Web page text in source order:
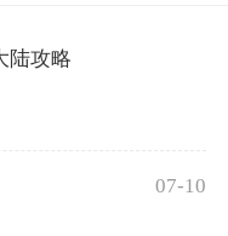
陆攻略
07-10